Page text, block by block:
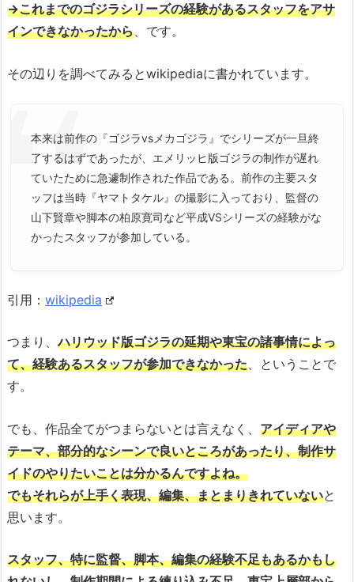
→これまでのゴジラシリーズの経験があるスタッフをアサ
インできなかったから、です。
その辺りを調べてみるとwikipediaに書かれています。
本来は前作の『ゴジラvsメカゴジラ』でシリーズが一旦終
了するはずであったが、エメリッヒ版ゴジラの制作が遅れ
ていたために急遽制作された作品である。前作の主要スタ
ッフは当時『ヤマトタケル』の撮影に入っており、監督の
山下賢章や脚本の柏原寛司など平成VSシリーズの経験がな
かったスタッフが参加している。
引用： wikipedia
つまり、ハリウッド版ゴジラの延期や東宝の諸事情によっ
て、経験あるスタッフが参加できなかった、ということで
す。
でも、作品全てがつまらないとは言えなく、 アイディアや
テーマ、部分的なシーンで良いところがあったり、制作サ
イドのやりたいことは分かるんですよね。
でもそれらが上手く表現、編集、まとまりきれていないと
思います。
スタッフ、特に監督、脚本、編集の経験不足もあるかもし